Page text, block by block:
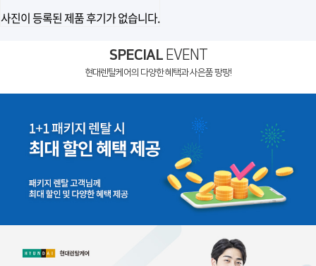
사진이 등록된 제품 후기가 없습니다.
SPECIALEVENT
현대렌탈케어의 다양한 혜택과 사은품 팡팡!